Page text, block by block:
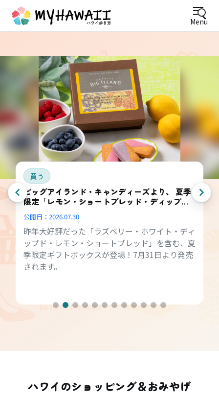
Menu
買う
ビッグアイランド・キャンディーズより、 夏季
限定「レモン・ショートブレッド・ディップ
公開日： 2026.07.30
昨年大好評だった「ラズベリー・ホワイト・ディ
ップド・レモン・ショートブレッド」を含む、夏
季限定ギフトボックスが登場！7月31日より発売
されます。
ハワイのショッピング＆おみやげ